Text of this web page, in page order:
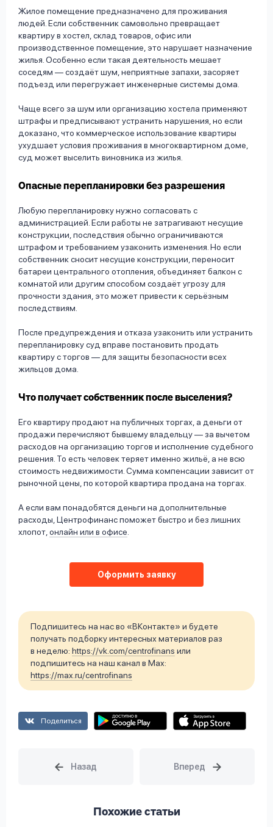
Жилое помещение предназначено для проживания
людей. Если собственник самовольно превращает
квартиру в хостел, склад товаров, офис или
производственное помещение, это нарушает назначение
жилья. Особенно если такая деятельность мешает
соседям — создаёт шум, неприятные запахи, засоряет
подъезд или перегружает инженерные системы дома.
Чаще всего за шум или организацию хостела применяют
штрафы и предписывают устранить нарушения, но если
доказано, что коммерческое использование квартиры
ухудшает условия проживания в многоквартирном доме,
суд может выселить виновника из жилья.
Опасные перепланировки без разрешения
Любую перепланировку нужно согласовать с
администрацией. Если работы не затрагивают несущие
конструкции, последствия обычно ограничиваются
штрафом и требованием узаконить изменения. Но если
собственник сносит несущие конструкции, переносит
батареи центрального отопления, объединяет балкон с
комнатой или другим способом создаёт угрозу для
прочности здания, это может привести к серьёзным
последствиям.
После предупреждения и отказа узаконить или устранить
перепланировку суд вправе постановить продать
квартиру с торгов — для защиты безопасности всех
жильцов дома.
Что получает собственник после выселения?
Его квартиру продают на публичных торгах, а деньги от
продажи перечисляют бывшему владельцу — за вычетом
расходов на организацию торгов и исполнение судебного
решения. То есть человек теряет именно жильё, а не всю
стоимость недвижимости. Сумма компенсации зависит от
рыночной цены, по которой квартира продана на торгах.
А если вам понадобятся деньги на дополнительные
расходы, Центрофинанс поможет быстро и без лишних
хлопот,онлайн или в офисе.
Оформить заявку
Подпишитесь на нас во «ВКонтакте» и будете
получать подборку интересных материалов раз
в неделю: https://vk.com/centrofinans или
подпишитесь на наш канал в Max:
https://max.ru/centrofinans
Поделиться
Похожие статьи